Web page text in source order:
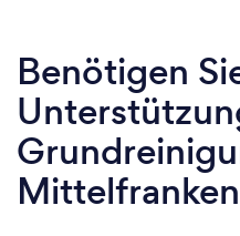
Benötigen